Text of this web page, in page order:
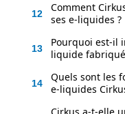
Comment
ses e-liquides ?
Pourquoi est-il
liquide
Quels sont les
e-liquides